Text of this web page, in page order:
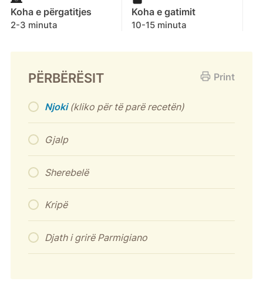
Koha e përgatitjes
2-3 minuta
Koha e gatimit
10-15 minuta
Print
PËRBËRËSIT
Njoki(kliko për të parë recetën)
Gjalp
Sherebelë
Kripë
Djath i grirë Parmigiano